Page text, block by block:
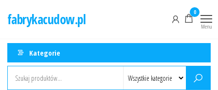
fabrykacudow.pl 0
Menu
Kategorie